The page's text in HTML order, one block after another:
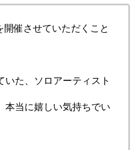
開催させていただくこと
いた、ソロアーティスト
本当に嬉しい気持ちでい